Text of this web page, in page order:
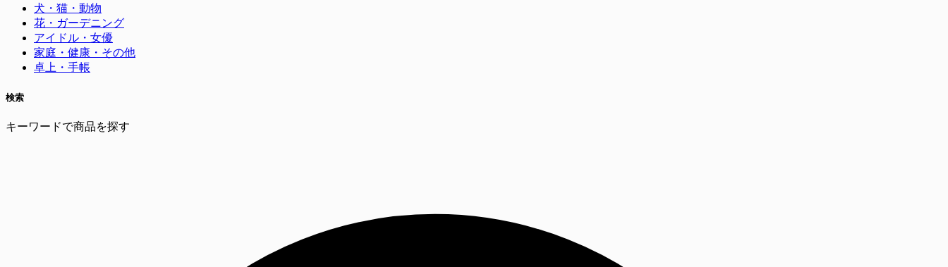
犬・猫・動物
花・ガーデニング
アイドル・女優
家庭・健康・その他
卓上・手帳
検索
キーワードで商品を探す